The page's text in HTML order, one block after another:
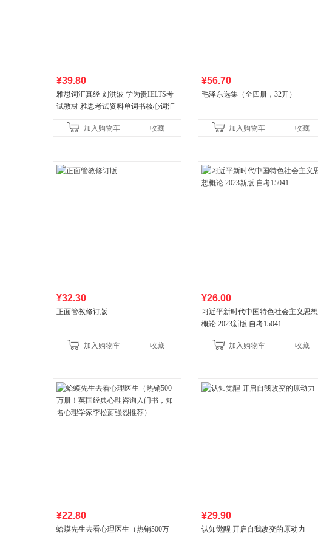
¥39.80
雅思词汇真经 刘洪波 学为贵IELTS考
试教材 雅思考试资料单词书核心词汇
加入购物车
收藏
¥56.70
毛泽东选集（全四册，32开）
加入购物车 收藏
¥32.30
正面管教修订版
加入购物车 收藏
¥26.00
习近平新时代中国特色社会主义思想
概论 2023新版 自考15041
加入购物车 收藏
¥22.80
蛤蟆先生去看心理医生（热销500万
¥29.90
认知觉醒 开启自我改变的原动力